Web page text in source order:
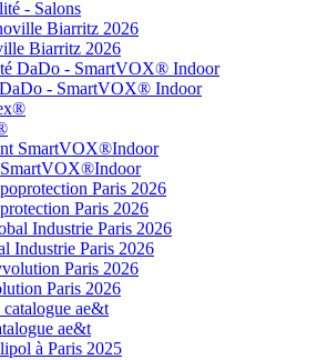
- Salons
Biarritz 2026
- SmartVOX® Indoor
SmartVOX®Indoor
Paris 2026
Industrie Paris 2026
Paris 2026
ae&t